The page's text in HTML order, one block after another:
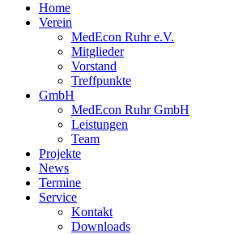
Home
Verein
MedEcon Ruhr e.V.
Mitglieder
Vorstand
Treffpunkte
GmbH
MedEcon Ruhr GmbH
Leistungen
Team
Projekte
News
Termine
Service
Kontakt
Downloads